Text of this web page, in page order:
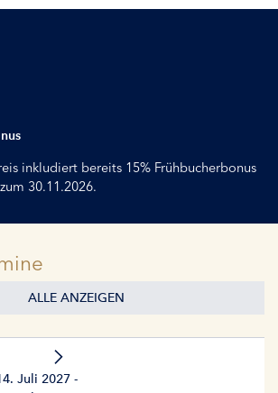
inkludiert bereits 15% Frühbucherbonus
30.11.2026.
ALLE ANZEIGEN
Juli 2027 -